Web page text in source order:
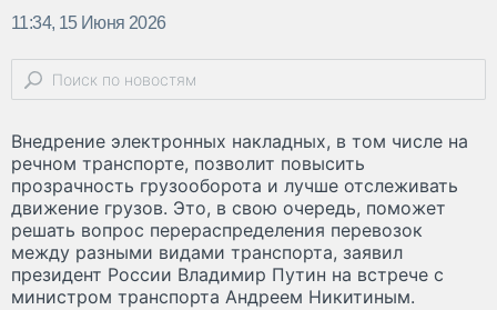
11:34, 15 Июня 2026
Внедрение электронных накладных, в том числе на
речном транспорте, позволит повысить
прозрачность грузооборота и лучше отслеживать
движение грузов. Это, в свою очередь, поможет
решать вопрос перераспределения перевозок
между разными видами транспорта, заявил
президент России Владимир Путин на встрече с
министром транспорта Андреем Никитиным.